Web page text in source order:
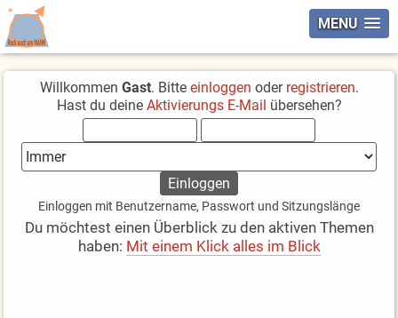
MENU
Willkommen Gast. Bitte einloggen oder registrieren.
Hast du deine Aktivierungs E-Mail übersehen?
Einloggen mit Benutzername, Passwort und Sitzungslänge
Du möchtest einen Überblick zu den aktiven Themen
haben: Mit einem Klick alles im Blick